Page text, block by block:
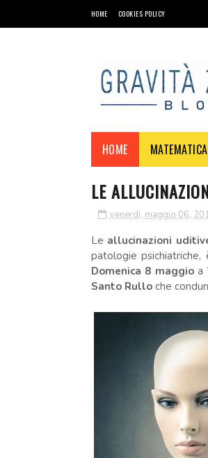
HOME COOKIES POLICY
HOME MATEMATICA
LE
venerdì, maggio 06,
Le allucinazioni
patologie
Domenica 8 maggioa
Santo Rullo che